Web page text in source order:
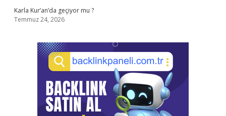
Karla Kur’an’da geçiyor mu ?
Temmuz 24, 2026